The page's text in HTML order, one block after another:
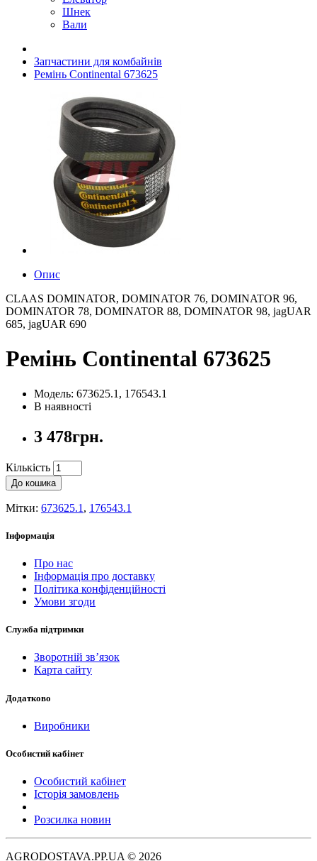
Шнек
Вали
Запчастини для комбайнів
Ремінь Continental 673625
Опис
CLAAS DOMINATOR, DOMINATOR 76, DOMINATOR 96,
DOMINATOR 78, DOMINATOR 88, DOMINATOR 98, jagUAR
685, jagUAR 690
Ремінь Continental 673625
Модель: 673625.1, 176543.1
В наявності
3 478грн.
Кількість
До кошика
Мітки: 673625.1 , 176543.1
Інформація
Про нас
Інформація про доставку
Політика конфіденційності
Умови згоди
Служба підтримки
Зворотній зв’язок
Карта сайту
Додатково
Виробники
Особистий кабінет
Особистий кабінет
Історія замовлень
Розсилка новин
AGRODOSTAVA.PP.UA © 2026